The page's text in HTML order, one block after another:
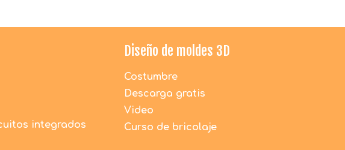
integrados
Diseño de moldes 3D
Costumbre
Descarga gratis
Video
Curso de bricolaje
seguros
DACToys
el medio
son
de